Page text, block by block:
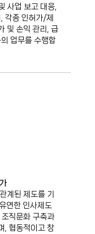
사업 보고 대응,
각종 인허가/제
및 손익 관리, 급
업무를 수행합
계된 제도를 기
연한 인사제도
직문화 구축과
, 협동적이고 창